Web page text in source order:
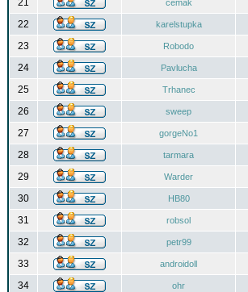
21
cemak
22
karelstupka
23
Robodo
24
Pavlucha
25
Trhanec
26
sweep
27
gorgeNo1
28
tarmara
29
Warder
30
HB80
31
robsol
32
petr99
33
androidoll
34
ohr